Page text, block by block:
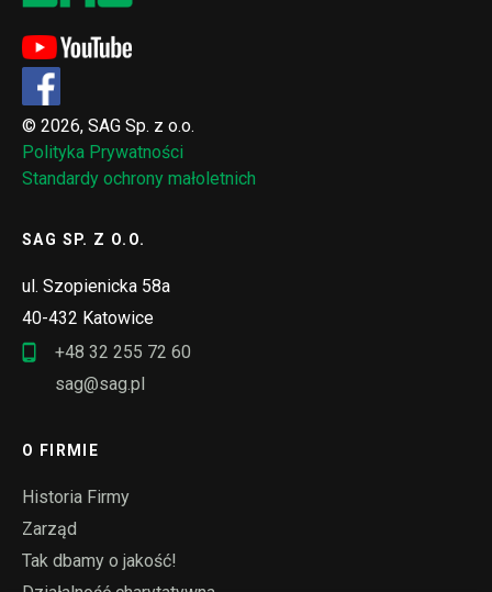
© 2026, SAG Sp. z o.o.
Polityka Prywatności
Standardy ochrony małoletnich
SAG SP. Z O.O.
ul. Szopienicka 58a
40-432 Katowice
+48 32 255 72 60
sag@sag.pl
O FIRMIE
Historia Firmy
Zarząd
Tak dbamy o jakość!